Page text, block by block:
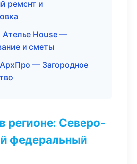
ремонт и
Ателье House —
и сметы
— Загородное
регионе: Северо-
федеральный